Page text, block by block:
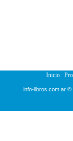
Inicio
info-libros.com.ar